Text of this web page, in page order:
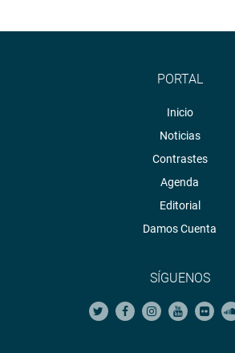
PORTAL
Inicio
Noticias
Contrastes
Agenda
Editorial
Damos Cuenta
SÍGUENOS